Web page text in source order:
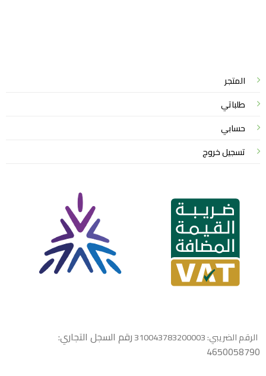
المتجر
طلباتي
حسابي
تسجيل خروج
الرقم الضريبي: 310043783200003
رقم السجل التجاري:
4650058790